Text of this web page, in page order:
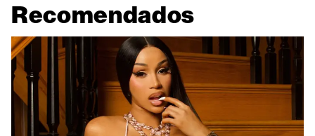
Recomendados